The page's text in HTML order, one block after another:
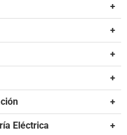
+
+
+
+
+
Eléctrica +